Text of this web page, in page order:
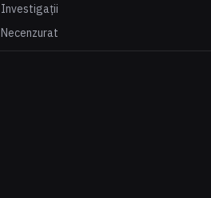
Investigații
Necenzurat